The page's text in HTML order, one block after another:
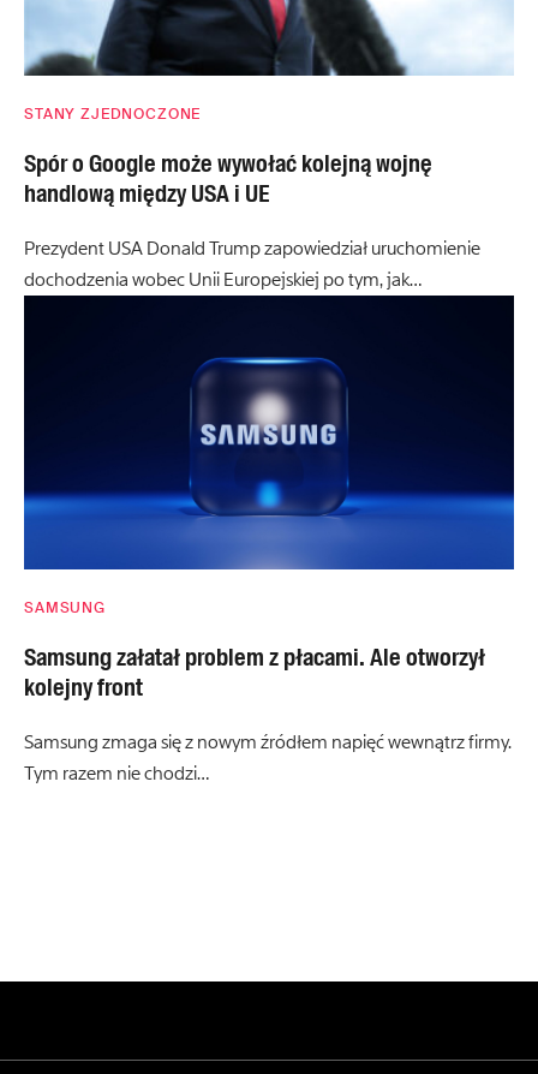
STANY ZJEDNOCZONE
Spór o Google może wywołać kolejną wojnę
handlową między USA i UE
Prezydent USA Donald Trump zapowiedział uruchomienie
dochodzenia wobec Unii Europejskiej po tym, jak…
SAMSUNG
Samsung załatał problem z płacami. Ale otworzył
kolejny front
Samsung zmaga się z nowym źródłem napięć wewnątrz firmy.
Tym razem nie chodzi…